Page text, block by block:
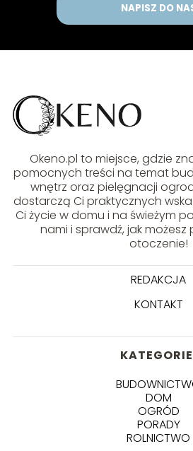
NAPISZ DO
Okeno.pl to miejsce, gdzie
pomocnych treści na temat
wnętrz oraz pielęgnacji
dostarczą Ci praktycznych
Ci życie w domu i na świeżym
nami i sprawdź, jak
otoczenie!
REDAKCJA
KONTAKT
DOM
OGRÓD
PORADY
ROLNICTWO